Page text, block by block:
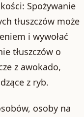
Spożywanie
tłuszczów może
i wywołać
tłuszczów o
z awokado,
z ryb.
osoby na